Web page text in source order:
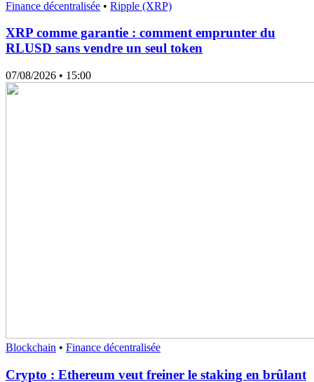
Finance décentralisée • Ripple (XRP)
XRP comme garantie : comment emprunter du
RLUSD sans vendre un seul token
07/08/2026 • 15:00
Blockchain • Finance décentralisée
Crypto : Ethereum veut freiner le staking en brûlant